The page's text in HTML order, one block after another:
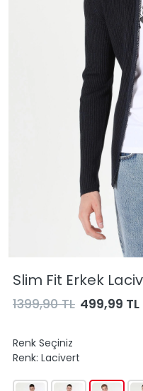
Slim Fit Erkek
1399,90 TL 499,99 TL
Renk Seçiniz
Renk: Lacivert